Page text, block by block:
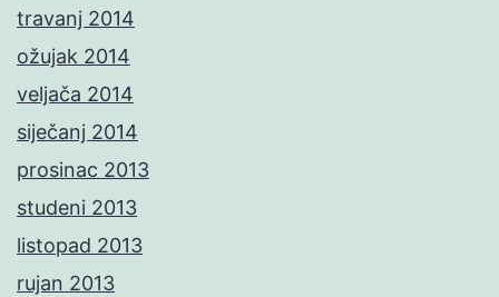
travanj 2014
ožujak 2014
veljača 2014
siječanj 2014
prosinac 2013
studeni 2013
listopad 2013
rujan 2013